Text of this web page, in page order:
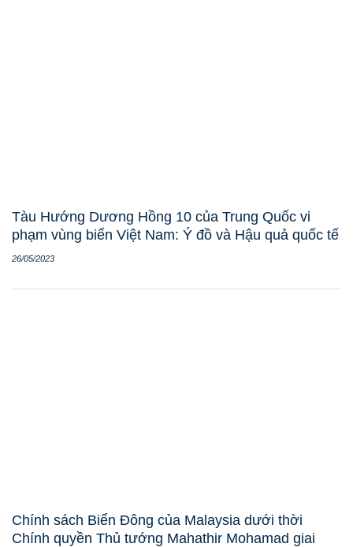
Tàu Hướng Dương Hồng 10 của Trung Quốc vi
phạm vùng biển Việt Nam: Ý đồ và Hậu quả quốc tế
26/05/2023
Chính sách Biển Đông của Malaysia dưới thời
Chính quyền Thủ tướng Mahathir Mohamad giai